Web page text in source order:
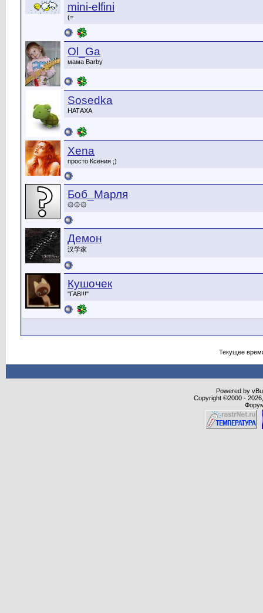
mini-elfini
(=
Ol_Ga
мама Barby
Sosedka
НАТАХА
Xena
просто Ксения ;)
Боб_Марля
۞۞۞
Демон
汉学家
Кушочек
"ГАВ!!!"
Текущее
Powered by
Copyright ©2000 -